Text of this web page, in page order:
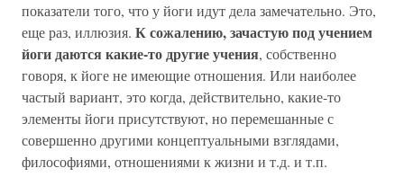
показатели того, что у йоги идут дела замечательно. Это,
еще раз, иллюзия. К сожалению, зачастую под учением
йоги даются какие-то другие учения, собственно
говоря, к йоге не имеющие отношения. Или наиболее
частый вариант, это когда, действительно, какие-то
элементы йоги присутствуют, но перемешанные с
совершенно другими концептуальными взглядами,
философиями, отношениями к жизни и т.д. и т.п.